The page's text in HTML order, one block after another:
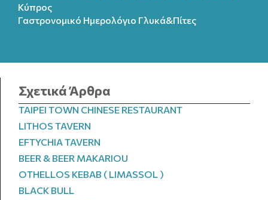
Κύπρος
Γαστρονομικό Ημερολόγιo Γλυκά&Πίτες
Σχετικά Άρθρα
TAIPEI TOWN CHINESE RESTAURANT
LITHOS TAVERN
EFTYCHIA TAVERN
BEER & BEER MAKARIOU
OTHELLOS KEBAB ( LIMASSOL )
BLACK BULL